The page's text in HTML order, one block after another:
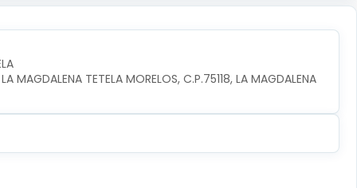
MAGDALENA TETELA MORELOS, C.P.75118, LA MAGDALENA